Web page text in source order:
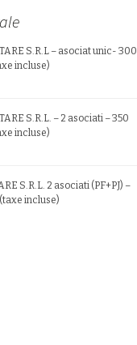
S.R.L – asociat unic- 300
incluse)
S.R.L. – 2 asociati – 350
incluse)
S.R.L. 2 asociati (PF+PJ) –
(taxe incluse)